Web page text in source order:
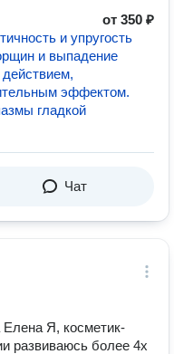
от 350 ₽
и упругость
и выпадение
эффектом.
гладкой
Чат
Я, косметик-
развиваюсь более 4х